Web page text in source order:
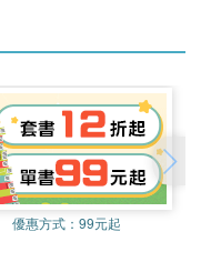
優惠方式：99元起